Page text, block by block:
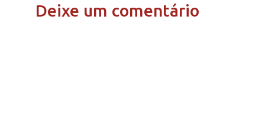
Deixe um comentário